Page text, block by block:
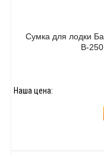
Сумка для лодки
В-
Наша цена: